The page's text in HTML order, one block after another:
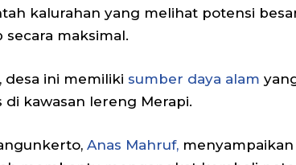
kalurahan yang melihat potensi
secara maksimal.
desa ini memiliki sumber daya alam
di kawasan lereng Merapi.
Anas Mahruf,